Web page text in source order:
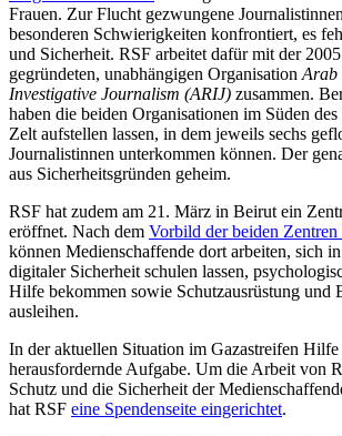
Frauen. Zur Flucht gezwungene
besonderen Schwierigkeiten konfrontiert, es
und Sicherheit. RSF arbeitet dafür mit der
gegründeten, unabhängigen OrganisationArab
Investigative Journalism (ARIJ) zusammen.
haben die beiden Organisationen im Süden
Zelt aufstellen lassen, in dem jeweils sechs
Journalistinnen unterkommen können. Der
aus Sicherheitsgründen geheim.
RSF hat zudem am 21. März in Beirut ein
eröffnet. Nach dem Vorbild der beiden
können Medienschaffende dort arbeiten, sich
digitaler Sicherheit schulen lassen,
Hilfe bekommen sowie Schutzausrüstung und
ausleihen.
In der aktuellen Situation im Gazastreifen Hilfe
herausfordernde Aufgabe. Um die Arbeit von
Schutz und die Sicherheit der
hat RSF eine Spendenseite eingerichtet.